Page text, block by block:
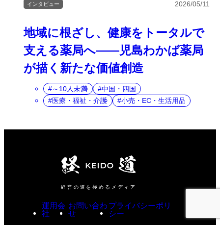
地域に根ざし、健康をトータルで
支える薬局へ――児島わかば薬局
が描く新たな価値創造
インタビュー 2026/05/11
～10人未満
中国・四国
医療・福祉・介護
小売・EC・生活用品
経営の道を極めるメディア
運用会
社
お問い合わ
せ
プライバシーポリ
シー